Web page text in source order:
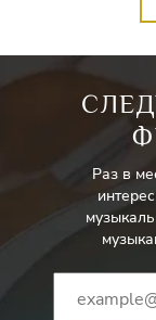
Раз в